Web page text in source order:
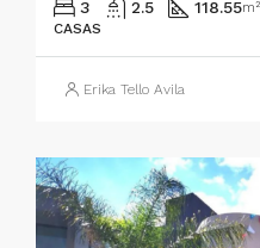
3 2.5 118.55m²
CASAS
Erika Tello Avila